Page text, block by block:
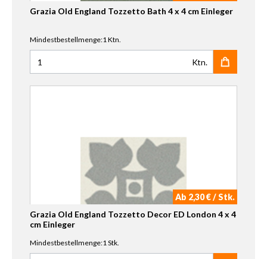
Grazia Old England Tozzetto Bath 4 x 4 cm Einleger
Mindestbestellmenge:1 Ktn.
Anzahl für Grazia Old England Tozzetto Bath 4 x 4 cm
Ktn.
Ab 2,30 € / Stk.
Grazia Old England Tozzetto Decor ED London 4 x 4
cm Einleger
Mindestbestellmenge:1 Stk.